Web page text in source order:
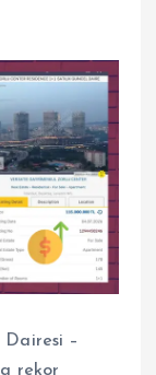
Dairesi –
rekor